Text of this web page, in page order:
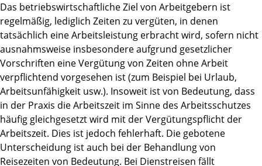
Das betriebswirtschaftliche Ziel von Arbeitgebern ist
regelmäßig, lediglich Zeiten zu vergüten, in denen
tatsächlich eine Arbeitsleistung erbracht wird, sofern nicht
ausnahmsweise insbesondere aufgrund gesetzlicher
Vorschriften eine Vergütung von Zeiten ohne Arbeit
verpflichtend vorgesehen ist (zum Beispiel bei Urlaub,
Arbeitsunfähigkeit usw.). Insoweit ist von Bedeutung, dass
in der Praxis die Arbeitszeit im Sinne des Arbeitsschutzes
häufig gleichgesetzt wird mit der Vergütungspflicht der
Arbeitszeit. Dies ist jedoch fehlerhaft. Die gebotene
Unterscheidung ist auch bei der Behandlung von
Reisezeiten von Bedeutung. Bei Dienstreisen fällt